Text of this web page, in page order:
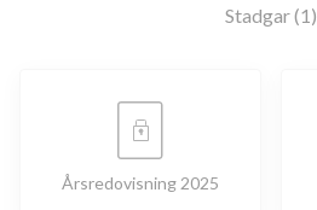
Stadgar (1)
Årsredovisning 2025